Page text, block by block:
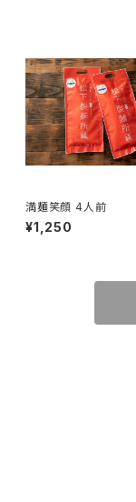
満麺笑顔 4人前
¥1,250